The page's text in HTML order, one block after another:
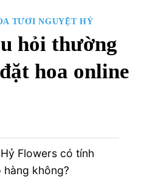
TƯƠI NGUYỆT HỶ
hỏi thường
hoa online
Flowers có tính
hàng không?